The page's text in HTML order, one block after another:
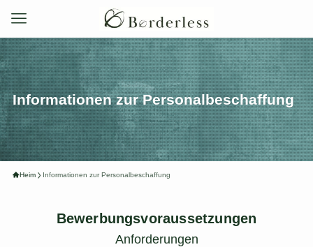
Informationen zur Personalbeschaffung
Heim Informationen zur Personalbeschaffung
Bewerbungsvoraussetzungen
Anforderungen